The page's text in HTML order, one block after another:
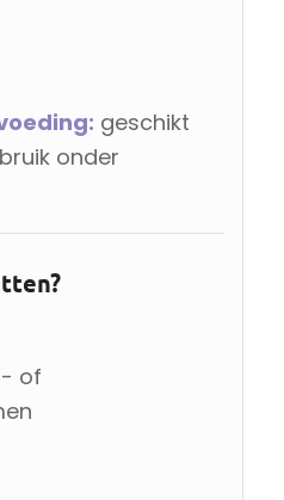
geschikt
onder
of